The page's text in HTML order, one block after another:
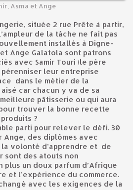
Asma et Ange
de la tâche ne fait pas
installés à Digne-
Ange Galatola sont patrons
avec Samir Touri (le père
pérenniser leur entreprise
dans le métier de la
car chacun y va de sa
pâtisserie ou qui aura
trouver la bonne recette
?
parti pour relever le défi. 30
Ange, des diplômes avec
la volonté d’apprendre et de
sont des atouts non
plus un doux parfum d’Afrique
et l’expérience du commerce.
avec les exigences de la